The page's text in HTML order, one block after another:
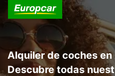
Alquiler de coches
Descubre todas